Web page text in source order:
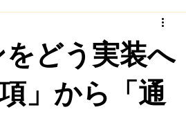
どう実装へ
」から「通